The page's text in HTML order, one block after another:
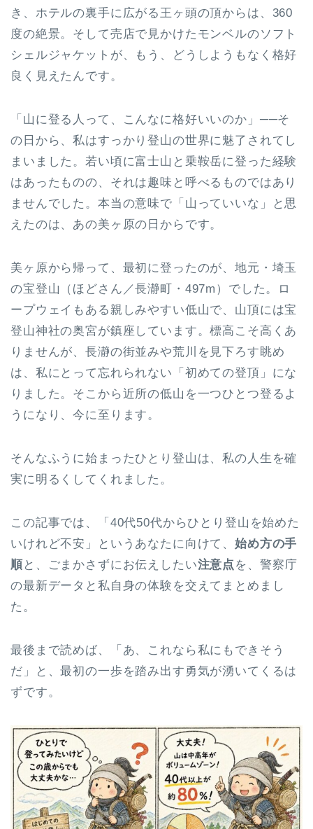
き、ホテルの裏手に広がる王ヶ頭の頂からは、360
度の絶景。そして売店で見かけたモンベルのソフト
シェルジャケットが、もう、どうしようもなく格好
良く見えたんです。
「山に登る人って、こんなに格好いいのか」──そ
の日から、私はすっかり登山の世界に魅了されてし
まいました。若い頃に富士山と乗鞍岳に登った経験
はあったものの、それは趣味と呼べるものではあり
ませんでした。本当の意味で「山っていいな」と思
えたのは、あの美ヶ原の日からです。
美ヶ原から帰って、最初に登ったのが、地元・埼玉
の宝登山（ほどさん／長瀞町・497m）でした。ロ
ープウェイもある親しみやすい低山で、山頂には宝
登山神社の奥宮が鎮座しています。標高こそ高くあ
りませんが、長瀞の街並みや荒川を見下ろす眺め
は、私にとって忘れられない「初めての登頂」にな
りました。そこから近所の低山を一つひとつ登るよ
うになり、今に至ります。
そんなふうに始まったひとり登山は、私の人生を確
実に明るくしてくれました。
この記事では、「40代50代からひとり登山を始めた
いけれど不安」というあなたに向けて、始め方の手
順と、ごまかさずにお伝えしたい注意点 を、警察庁
の最新データと私自身の体験を交えてまとめまし
た。
最後まで読めば、「あ、これなら私にもできそう
だ」と、最初の一歩を踏み出す勇気が湧いてくるは
ずです。